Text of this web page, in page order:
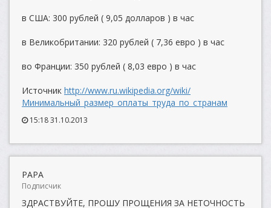
в США: 300 рублей ( 9,05 долларов ) в час
в Великобритании: 320 рублей ( 7,36 евро ) в час
во Франции: 350 рублей ( 8,03 евро ) в час
Источник http://www.ru.wikipedia.org/wiki/
Минимальный_размер_оплаты_труда_по_странам
15:18 31.10.2013
PAPA
Подписчик
ЗДРАСТВУЙТЕ, ПРОШУ ПРОЩЕНИЯ ЗА НЕТОЧНОСТЬ